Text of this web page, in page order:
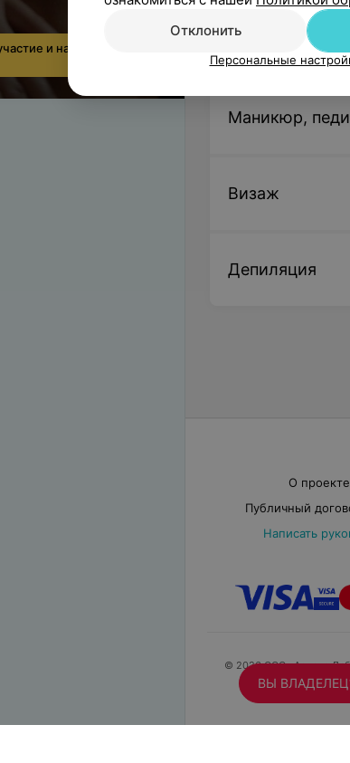
Плетение
Цена по запросу
Плетение
Маникюр,
Визаж
Депиляция
О проекте
Публичный
Написать
© 2026 ООО «Артокс
и награды
ВЫ
Отклонить
Персональные